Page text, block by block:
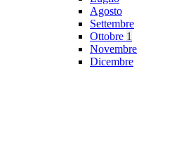
Agosto
Settembre
Ottobre 1
Novembre
Dicembre